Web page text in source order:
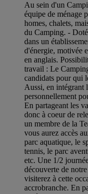
Au sein d'un
équipe de ménage
homes, chalets,
du Camping. -
dans un
d'énergie, motivée
en anglais.
travail : Le
candidats pour qui
Aussi, en intégrant
personnellement
En partageant les
donc à coeur de
un membre de la
vous aurez accès
parc aquatique, le
tennis, le parc
etc. Une 1/2
découverte de
visiterez à cette
accrobranche. En